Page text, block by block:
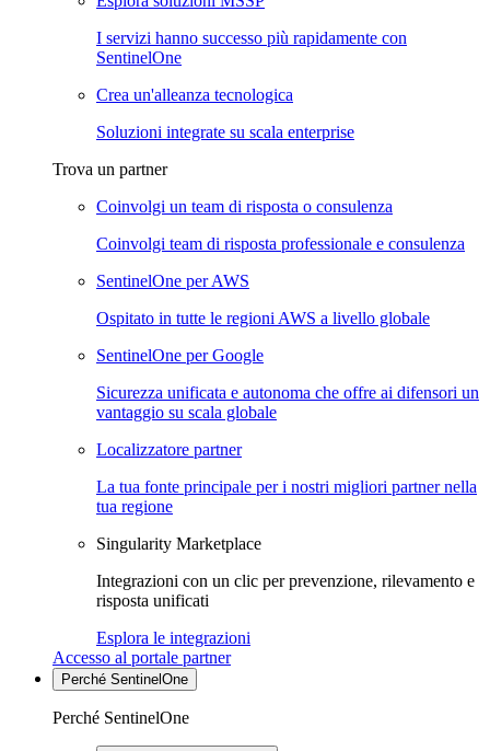
I servizi hanno successo più rapidamente con
SentinelOne
Crea un'alleanza tecnologica
Soluzioni integrate su scala enterprise
Trova un partner
Coinvolgi un team di risposta o consulenza
Coinvolgi team di risposta professionale e consulenza
SentinelOne per AWS
Ospitato in tutte le regioni AWS a livello globale
SentinelOne per Google
Sicurezza unificata e autonoma che offre ai difensori un
vantaggio su scala globale
Localizzatore partner
La tua fonte principale per i nostri migliori partner nella
tua regione
Singularity Marketplace
Integrazioni con un clic per prevenzione, rilevamento e
risposta unificati
Esplora le integrazioni
Accesso al portale partner
Perché SentinelOne
Perché SentinelOne